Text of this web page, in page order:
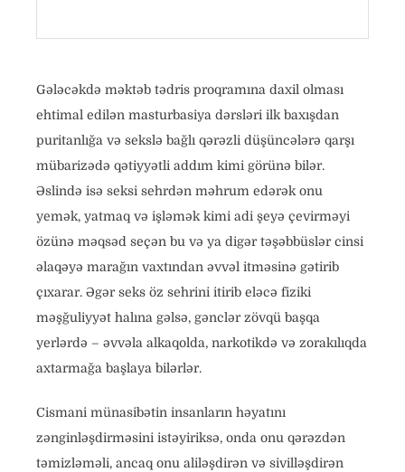
Gələcəkdə məktəb tədris proqramına daxil olması
ehtimal edilən masturbasiya dərsləri ilk baxışdan
puritanlığa və sekslə bağlı qərəzli düşüncələrə qarşı
mübarizədə qətiyyətli addım kimi görünə bilər.
Əslində isə seksi sehrdən məhrum edərək onu
yemək, yatmaq və işləmək kimi adi şeyə çevirməyi
özünə məqsəd seçən bu və ya digər təşəbbüslər cinsi
əlaqəyə marağın vaxtından əvvəl itməsinə gətirib
çıxarar. Əgər seks öz sehrini itirib eləcə fiziki
məşğuliyyət halına gəlsə, gənclər zövqü başqa
yerlərdə – əvvəla alkaqolda, narkotikdə və zorakılıqda
axtarmağa başlaya bilərlər.
Cismani münasibətin insanların həyatını
zənginləşdirməsini istəyiriksə, onda onu qərəzdən
təmizləməli, ancaq onu aliləşdirən və sivilləşdirən